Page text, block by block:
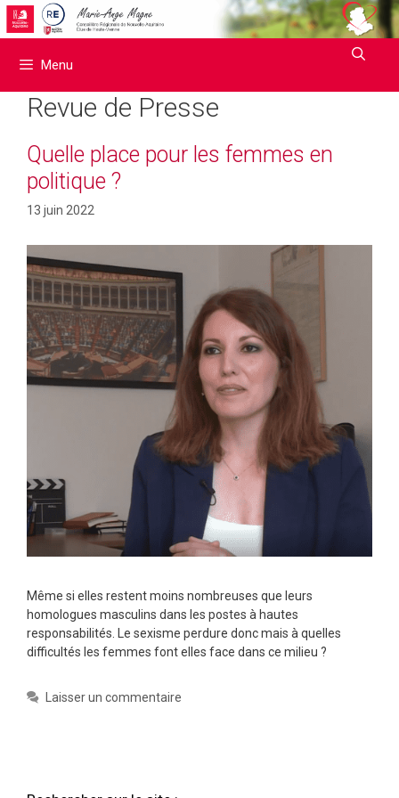
Aller
au
Menu
Revue de Presse
Quelle place pour les femmes en
politique ?
13 juin 2022
Même si elles restent moins nombreuses que leurs
homologues masculins dans les postes à hautes
responsabilités. Le sexisme perdure donc mais à quelles
difficultés les femmes font elles face dans ce milieu ?
Laisser un commentaire